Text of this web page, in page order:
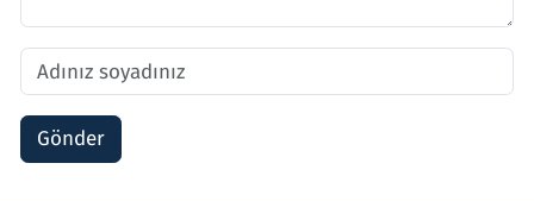
Gönder